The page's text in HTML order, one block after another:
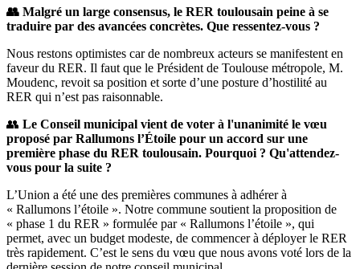
👥 Malgré un large consensus, le RER toulousain peine à se
traduire par des avancées concrètes. Que ressentez-vous ?
Nous restons optimistes car de nombreux acteurs se manifestent en
faveur du RER. Il faut que le Président de Toulouse métropole, M.
Moudenc, revoit sa position et sorte d’une posture d’hostilité au
RER qui n’est pas raisonnable.
👥 Le Conseil municipal vient de voter à l'unanimité le vœu
proposé par Rallumons l’Étoile pour un accord sur une
première phase du RER toulousain. Pourquoi ? Qu'attendez-
vous pour la suite ?
L’Union a été une des premières communes à adhérer à
« Rallumons l’étoile ». Notre commune soutient la proposition de
« phase 1 du RER » formulée par « Rallumons l’étoile », qui
permet, avec un budget modeste, de commencer à déployer le RER
très rapidement. C’est le sens du vœu que nous avons voté lors de la